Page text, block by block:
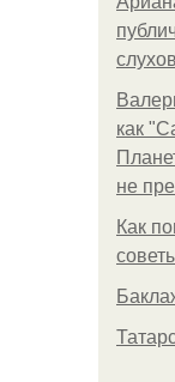
как
не
Как